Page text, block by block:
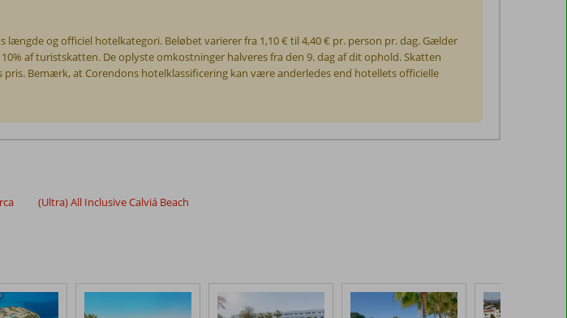
og officiel hotelkategori. Beløbet varierer fra 1,10 € til 4,40 € pr. person pr. dag. Gælder
af turistskatten. De oplyste omkostninger halveres fra den 9. dag af dit ophold. Skatten
Bemærk, at Corendons hotelklassificering kan være anderledes end hotellets officielle
(Ultra) All Inclusive Calviá Beach